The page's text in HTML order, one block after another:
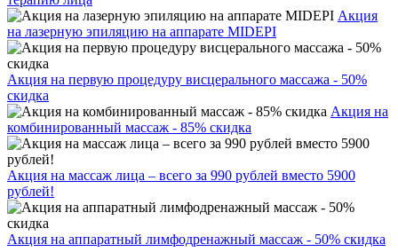
Акция
на лазерную эпиляцию на аппарате MIDEPI
Акция на первую процедуру висцерального массажа - 50%
скидка
Акция на
комбинированный массаж - 85% скидка
Акция на массаж лица – всего за 990 рублей вместо 5900
рублей!
Акция на аппаратный лимфодренажный массаж - 50% скидка